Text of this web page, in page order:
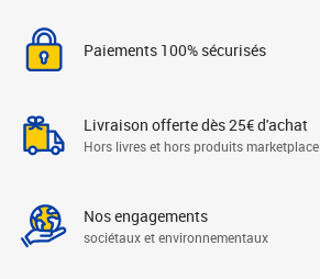
Paiements 100% sécurisés
Livraison offerte dès 25€ d'achat
Hors livres et hors produits marketplace
Nos engagements
sociétaux et environnementaux